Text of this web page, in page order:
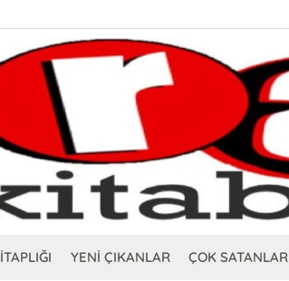
YENİ ÇIKANLAR ÇOK SATANLAR